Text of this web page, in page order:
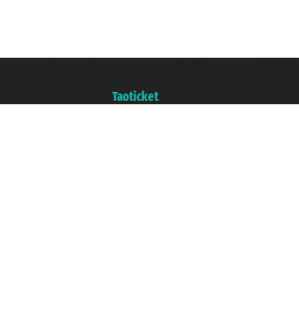
Taoticket